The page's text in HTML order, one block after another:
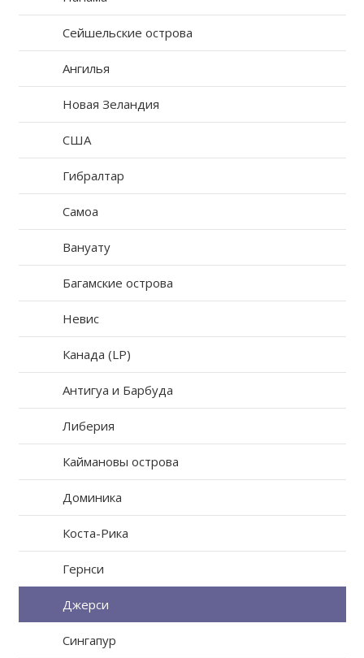
Сейшельские острова
Ангилья
Новая Зеландия
США
Гибралтар
Самоа
Вануату
Багамские острова
Невис
Канада (LP)
Антигуа и Барбуда
Либерия
Каймановы острова
Доминика
Коста-Рика
Гернси
Джерси
Сингапур